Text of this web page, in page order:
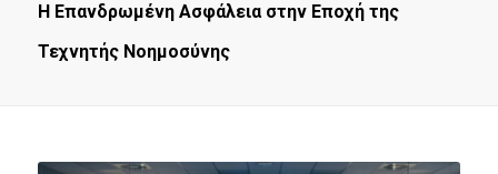
Η Επανδρωμένη Ασφάλεια στην Εποχή της
Τεχνητής Νοημοσύνης